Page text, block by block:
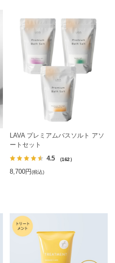
LAVA プレミアムバスソルト アソ
ートセット
4.5 （162）
8,700円(税込)